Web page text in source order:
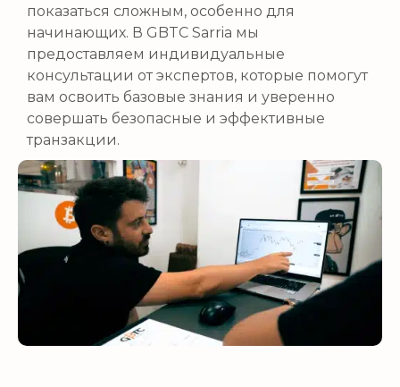
показаться сложным, особенно для
начинающих. В GBTC Sarria мы
предоставляем индивидуальные
консультации от экспертов, которые помогут
вам освоить базовые знания и уверенно
совершать безопасные и эффективные
транзакции.